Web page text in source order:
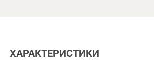
ХАРАКТЕРИСТИКИ